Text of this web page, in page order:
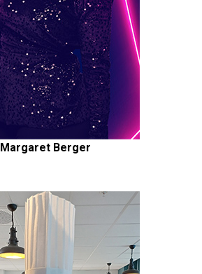
Margaret Berger